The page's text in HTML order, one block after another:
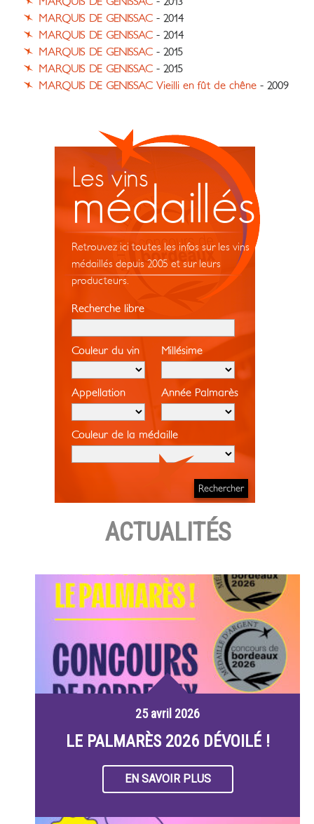
MARQUIS DE GENISSAC - 2014
MARQUIS DE GENISSAC - 2014
MARQUIS DE GENISSAC - 2015
MARQUIS DE GENISSAC - 2015
MARQUIS DE GENISSAC Vieilli en fût de chêne - 2009
Les vins
médaillés
Retrouvez ici toutes les infos sur les vins
médaillés depuis 2005 et sur leurs
producteurs.
Recherche libre
Couleur du vin Millésime
Appellation Année Palmarès
Couleur de la médaille
ACTUALITÉS
25 avril 2026
LE PALMARÈS 2026 DÉVOILÉ !
EN SAVOIR PLUS